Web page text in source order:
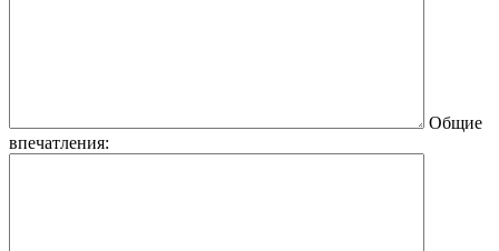
Общие
впечатления: